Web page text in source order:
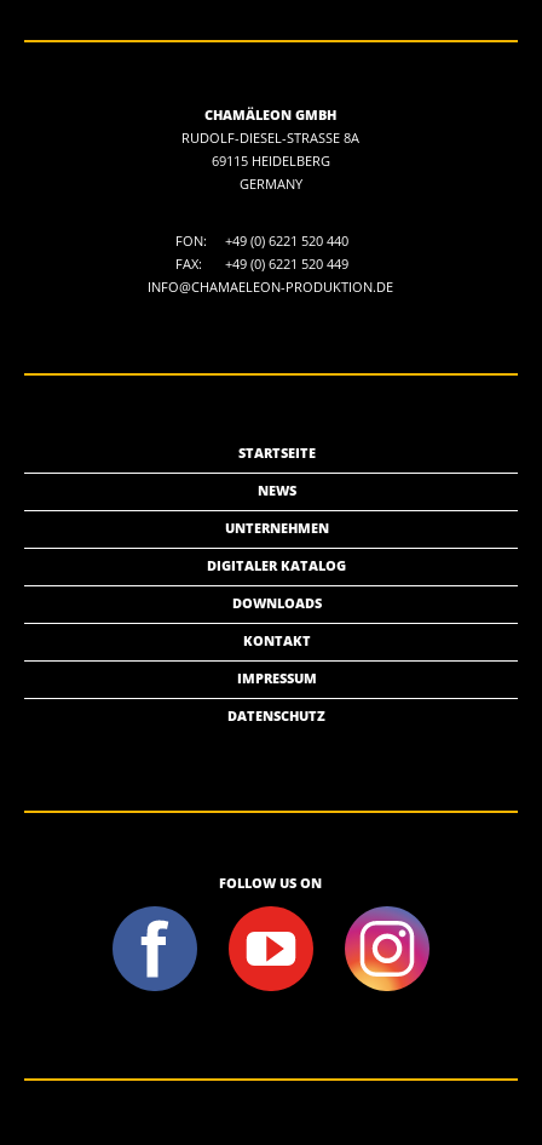
CHAMÄLEON GMBH
RUDOLF-DIESEL-STRASSE 8A
69115 HEIDELBERG
GERMANY
FON:
+49 (0) 6221 520 440
FAX:
+49 (0) 6221 520 449
INFO@CHAMAELEON-PRODUKTION.DE
STARTSEITE
NEWS
UNTERNEHMEN
DIGITALER KATALOG
DOWNLOADS
KONTAKT
IMPRESSUM
DATENSCHUTZ
FOLLOW US ON